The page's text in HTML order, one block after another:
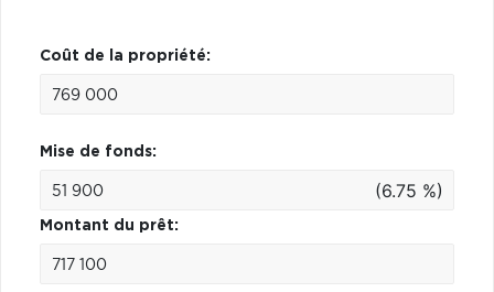
Coût de la propriété:
Mise de fonds:
(6.75 %)
Montant du prêt: